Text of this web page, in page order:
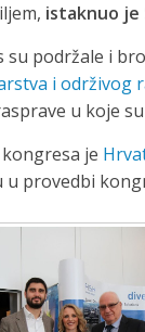
istaknuo je
su podržale i
i održivog
u koje
je
u provedbi